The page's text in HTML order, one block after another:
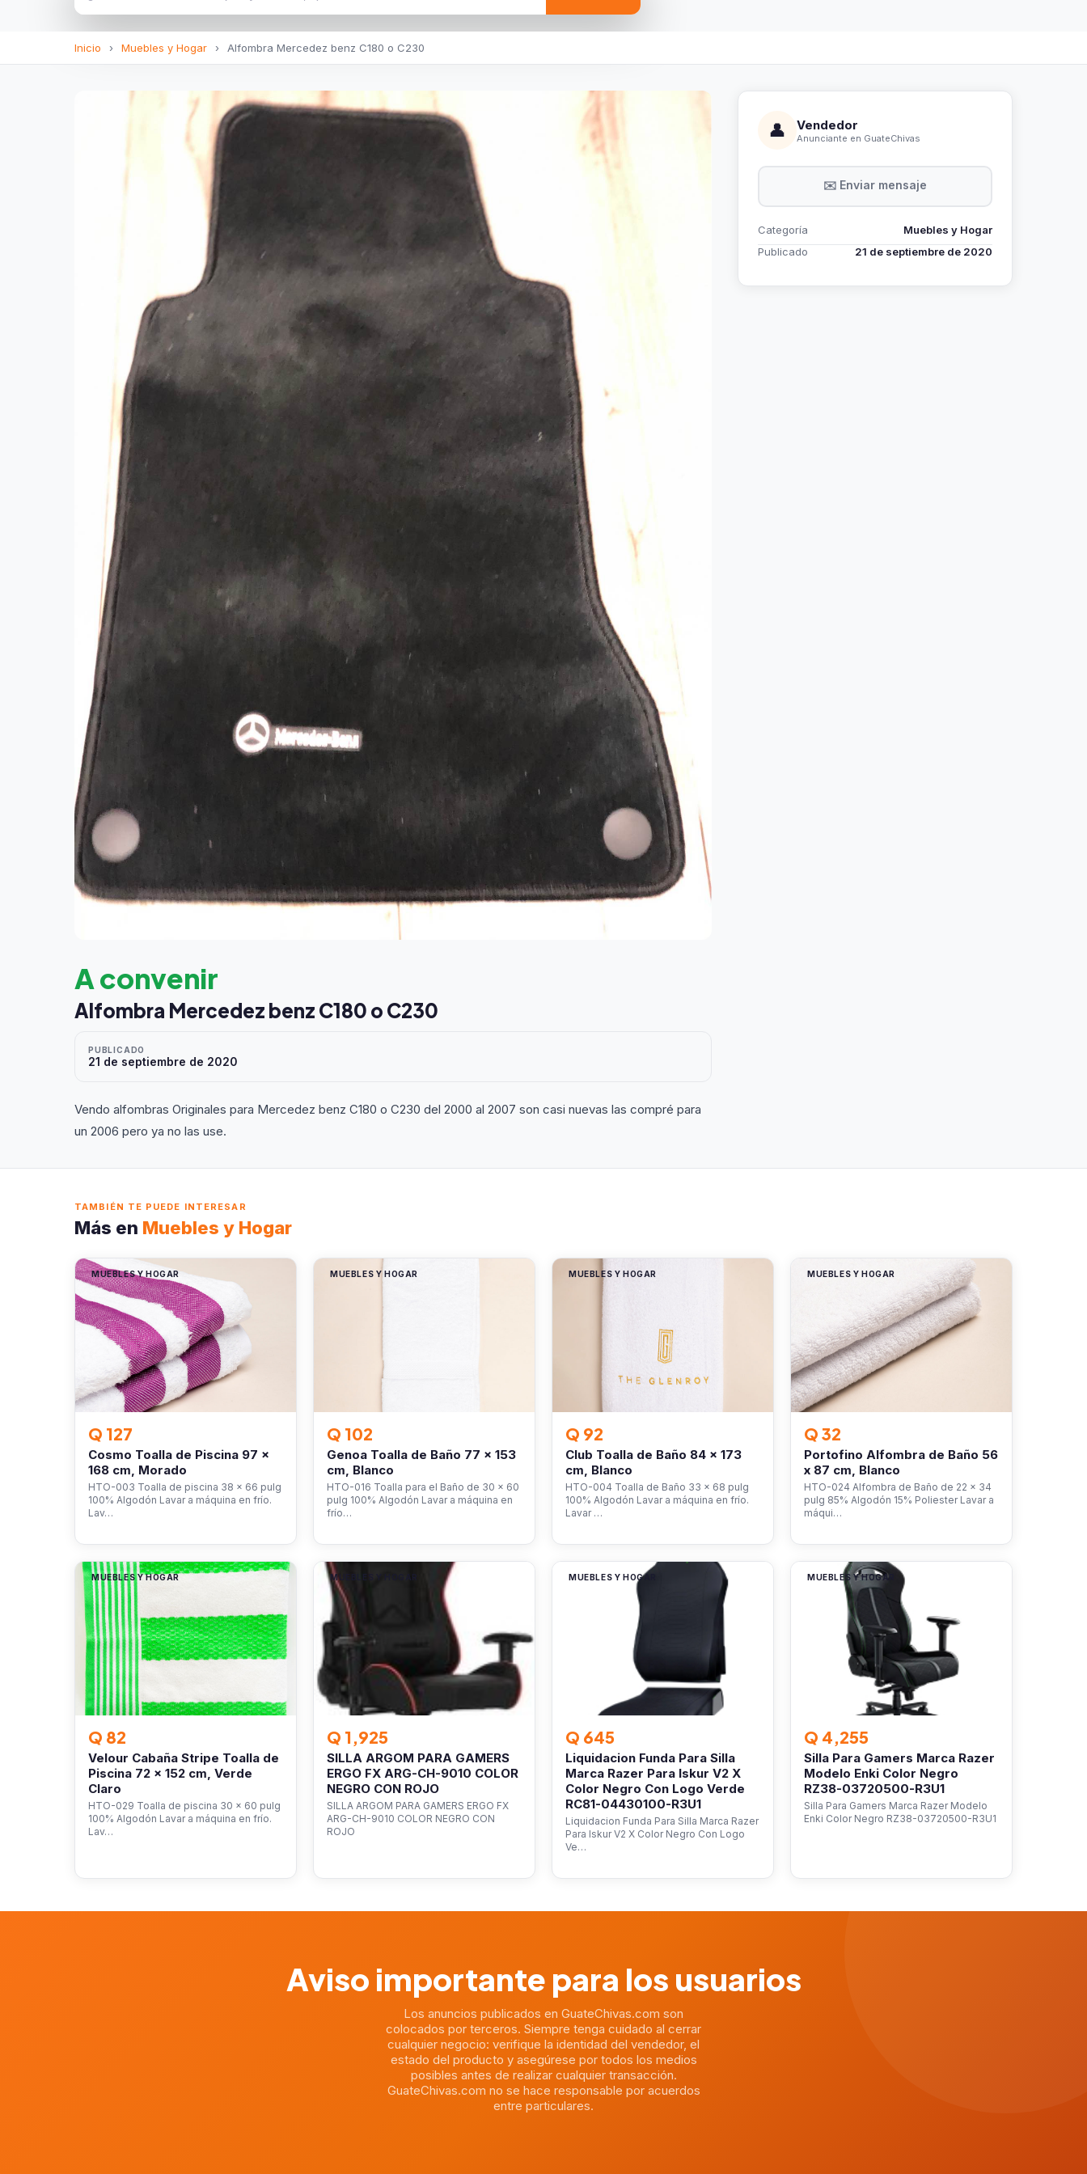
Inicio › Muebles y Hogar › Alfombra Mercedez benz C180 o C230
A convenir
Alfombra Mercedez benz C180 o C230
PUBLICADO
21 de septiembre de 2020
Vendo alfombras Originales para Mercedez benz C180 o C230 del 2000 al 2007 son casi nuevas las compré para
un 2006 pero ya no las use.
👤 Vendedor
Anunciante en GuateChivas
✉️ Enviar mensaje
Categoría
Muebles y Hogar
Publicado
21 de septiembre de 2020
TAMBIÉN TE PUEDE INTERESAR
Más en Muebles y Hogar
MUEBLES Y HOGAR
Q 127
Cosmo Toalla de Piscina 97 x
168 cm, Morado
HTO-003 Toalla de piscina 38 x 66 pulg
100% Algodón Lavar a máquina en frío.
Lav…
MUEBLES Y HOGAR
Q 102
Genoa Toalla de Baño 77 x 153
cm, Blanco
HTO-016 Toalla para el Baño de 30 x 60
pulg 100% Algodón Lavar a máquina en
frío…
MUEBLES Y HOGAR
Q 92
Club Toalla de Baño 84 x 173
cm, Blanco
HTO-004 Toalla de Baño 33 x 68 pulg
100% Algodón Lavar a máquina en frío.
Lavar …
MUEBLES Y HOGAR
Q 32
Portofino Alfombra de Baño 56
x 87 cm, Blanco
HTO-024 Alfombra de Baño de 22 x 34
pulg 85% Algodón 15% Poliester Lavar a
máqui…
MUEBLES Y HOGAR
Q 82
Velour Cabaña Stripe Toalla de
Piscina 72 x 152 cm, Verde
Claro
HTO-029 Toalla de piscina 30 x 60 pulg
100% Algodón Lavar a máquina en frío.
Lav…
MUEBLES Y HOGAR
Q 1,925
SILLA ARGOM PARA GAMERS
ERGO FX ARG-CH-9010 COLOR
NEGRO CON ROJO
SILLA ARGOM PARA GAMERS ERGO FX
ARG-CH-9010 COLOR NEGRO CON
ROJO
MUEBLES Y HOGAR
Q 645
Liquidacion Funda Para Silla
Marca Razer Para Iskur V2 X
Color Negro Con Logo Verde
RC81-04430100-R3U1
Liquidacion Funda Para Silla Marca Razer
Para Iskur V2 X Color Negro Con Logo
Ve…
MUEBLES Y HOGAR
Q 4,255
Silla Para Gamers Marca Razer
Modelo Enki Color Negro
RZ38-03720500-R3U1
Silla Para Gamers Marca Razer Modelo
Enki Color Negro RZ38-03720500-R3U1
Aviso importante para los usuarios
Los anuncios publicados en GuateChivas.com son
colocados por terceros. Siempre tenga cuidado al cerrar
cualquier negocio: verifique la identidad del vendedor, el
estado del producto y asegúrese por todos los medios
posibles antes de realizar cualquier transacción.
GuateChivas.com no se hace responsable por acuerdos
entre particulares.